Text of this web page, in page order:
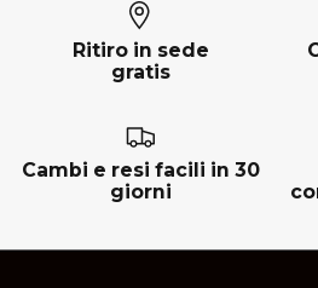
Ritiro in sede
gratis
Cambi e resi facili in 30
giorni